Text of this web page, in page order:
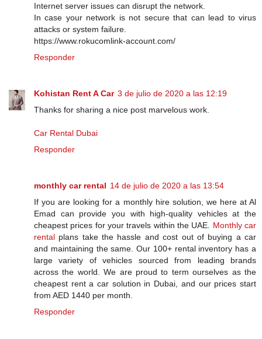
Internet server issues can disrupt the network.
In case your network is not secure that can lead to virus
attacks or system failure.
https://www.rokucomlink-account.com/
Responder
Kohistan Rent A Car 3 de julio de 2020 a las 12:19
Thanks for sharing a nice post marvelous work.
Car Rental Dubai
Responder
monthly car rental 14 de julio de 2020 a las 13:54
If you are looking for a monthly hire solution, we here at Al
Emad can provide you with high-quality vehicles at the
cheapest prices for your travels within the UAE. Monthly car
rental plans take the hassle and cost out of buying a car
and maintaining the same. Our 100+ rental inventory has a
large variety of vehicles sourced from leading brands
across the world. We are proud to term ourselves as the
cheapest rent a car solution in Dubai, and our prices start
from AED 1440 per month.
Responder